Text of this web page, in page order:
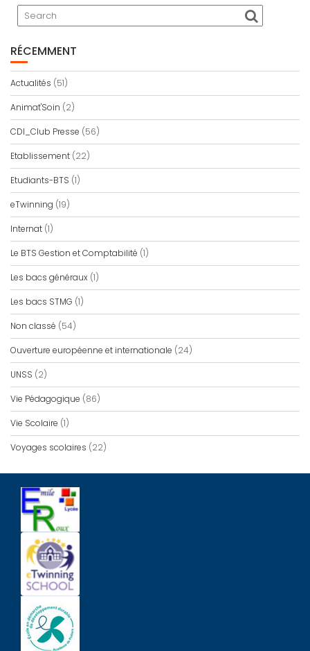
RÉCEMMENT
Actualités (51)
Animat'Soin (2)
CDI_Club Presse (56)
Etablissement (22)
Etudiants-BTS (1)
eTwinning (19)
Internat (1)
Le BTS Gestion et Comptabilité (1)
Les bacs généraux (1)
Les bacs STMG (1)
Non classé (54)
Ouverture européenne et internationale (24)
UNSS (2)
Vie Pédagogique (86)
Vie Scolaire (1)
Voyages scolaires (22)